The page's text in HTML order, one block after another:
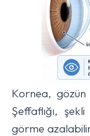
Kornea, gözün
Şeffaflığı,
görme